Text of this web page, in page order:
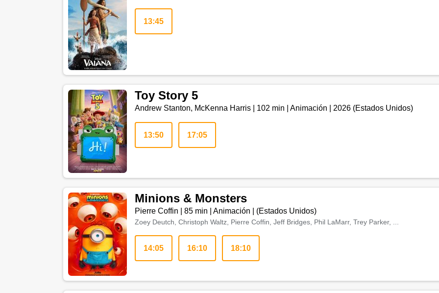
13:45
Toy Story 5
Andrew Stanton, McKenna Harris 102 min |Animación 2026 (Estados Unidos)
13:50 17:05
Minions & Monsters
Pierre Coffin |85 min |Animación | (Estados Unidos)
Zoey Deutch, Christoph Waltz, Pierre Coffin, Jeff Bridges, Phil LaMarr, Trey Parker, ...
14:05 16:10 18:10